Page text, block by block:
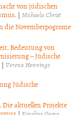
von jüdischen
| Michaela Christ
die Novemberpogrome
Bedeutung von
– Jüdische
| Verena Hennings
Jüdische
aktuellen Projekte